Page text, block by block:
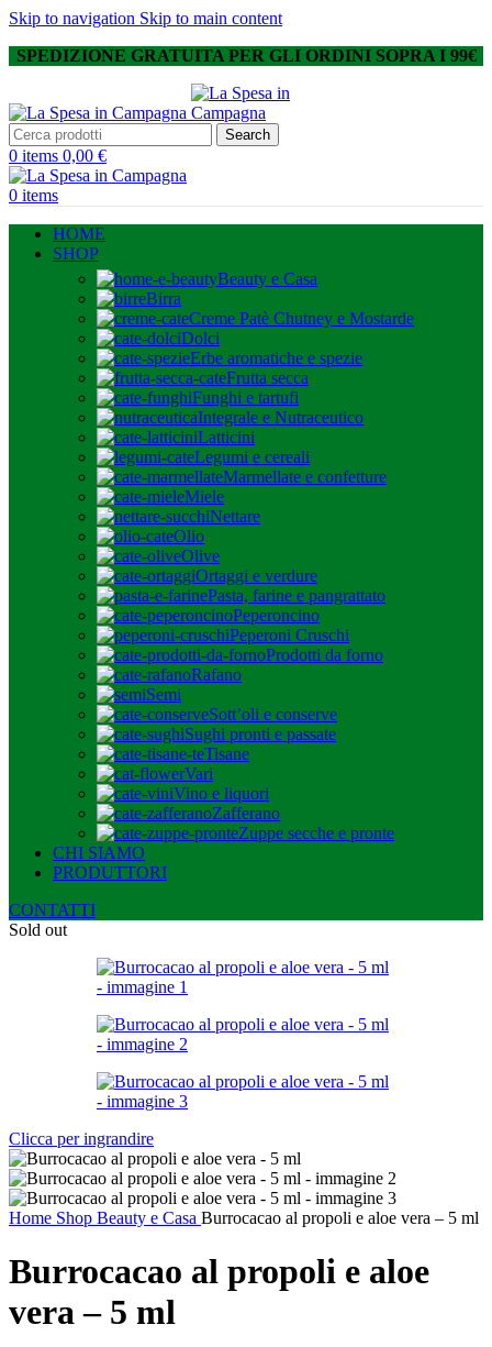
Skip to navigation Skip to main content
SPEDIZIONE GRATUITA PER GLI ORDINI SOPRA I 99€
Search
0 items 0,00 €
0 items
HOME
SHOP
Beauty e Casa
Birra
Creme Patè Chutney e Mostarde
Dolci
Erbe aromatiche e spezie
Frutta secca
Funghi e tartufi
Integrale e Nutraceutico
Latticini
Legumi e cereali
Marmellate e confetture
Miele
Nettare
Olio
Olive
Ortaggi e verdure
Pasta, farine e pangrattato
Peperoncino
Peperoni Cruschi
Prodotti da forno
Rafano
Semi
Sott’oli e conserve
Sughi pronti e passate
Tisane
Vari
Vino e liquori
Zafferano
Zuppe secche e pronte
CHI SIAMO
PRODUTTORI
CONTATTI
Sold out
Clicca per ingrandire
Home Shop Beauty e Casa Burrocacao al propoli e aloe vera – 5 ml
Burrocacao al propoli e aloe
vera – 5 ml